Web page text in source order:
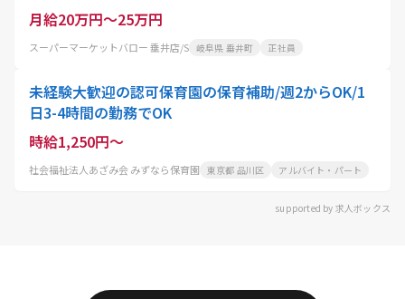
月給20万円～25万円
スーパーマーケットバロー 垂井店/S 岐阜県 垂井町 正社員
未経験大歓迎の認可保育園の保育補助/週2からOK/1
日3-4時間の勤務でOK
時給1,250円～
社会福祉法人あざみ会 みずなら保育園 東京都 品川区 アルバイト・パート
supported by 求人ボックス